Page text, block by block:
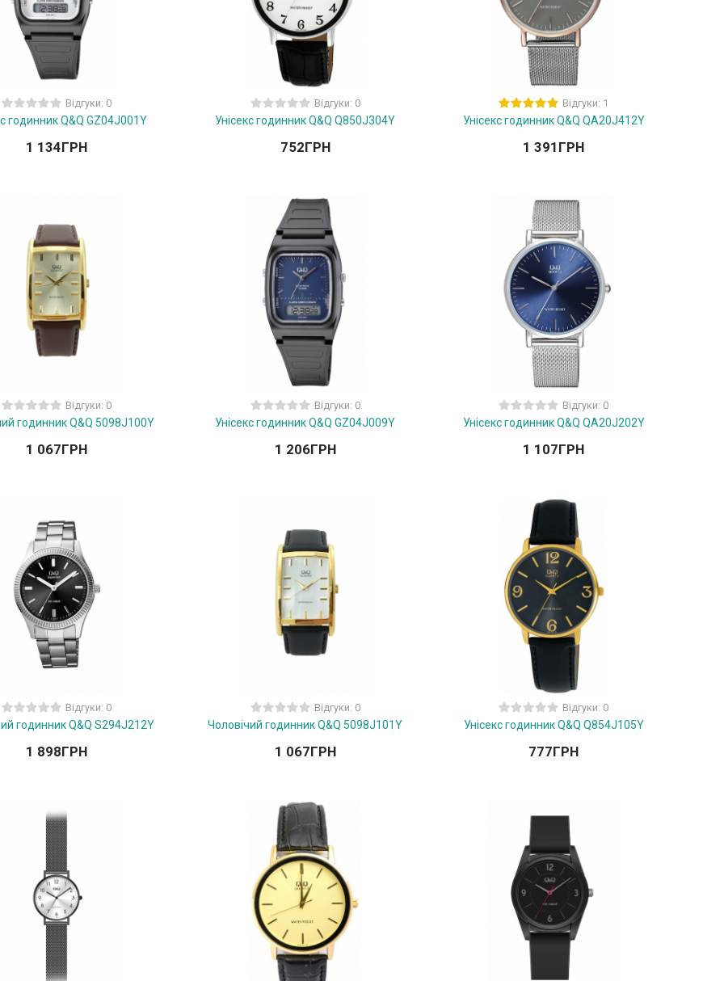
Відгуки: 0
годинник Q&Q GZ04J001Y
1 134ГРН
Відгуки: 0
Унісекс годинник Q&Q Q850J304Y
752ГРН
Відгуки: 1
Унісекс годинник Q&Q QA20J412Y
1 391 ГРН
Відгуки: 0
годинник Q&Q 5098J100Y
1 067ГРН
Відгуки: 0
Унісекс годинник Q&Q GZ04J009Y
1 206ГРН
Відгуки: 0
Унісекс годинник Q&Q QA20J202Y
1 107ГРН
Відгуки: 0
годинник Q&Q S294J212Y
1 898ГРН
Відгуки: 0
Чоловічий годинник Q&Q 5098J101Y
1 067ГРН
Відгуки: 0
Унісекс годинник Q&Q Q854J105Y
777ГРН